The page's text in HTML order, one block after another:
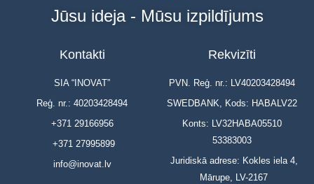
Jūsu ideja - Mūsu izpildījums
Kontakti
SIA “INOVAT”
Reģ. nr.: 40203428494
+371 29166956
+371 27995899
info@inovat.lv
Rekvizīti
PVN. Reģ. nr.: LV40203428494
SWEDBANK, Kods: HABALV22
Konts: LV32HABA05510
53383003
Juridiskā adrese: Kokles iela 4,
Mārupe, LV-2167